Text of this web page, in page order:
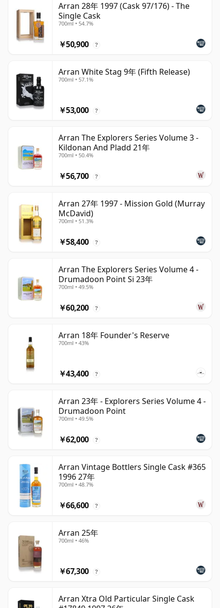
Arran 28年 1997 (Cask 97/176) - The
Single Cask
700ml • 54.7%
￥50,900 ?
Arran White Stag 9年 (Fifth Release)
700ml • 57.1%
￥53,000 ?
Arran The Explorers Series Volume 3 -
Kildonan And Pladd 21年
700ml • 50.4%
￥56,700 ?
Arran 27年 1997 - Mission Gold (Murray
McDavid)
700ml • 51.3%
￥58,400 ?
Arran The Explorers Series Volume 4 -
Drumadoon Point Si 23年
700ml • 49.5%
￥60,200 ?
Arran 18年 Founder's Reserve
700ml • 43%
￥43,400 ?
Arran 23年 - Explorers Series Volume 4 -
Drumadoon Point
700ml • 49.5%
￥62,000 ?
Arran Vintage Bottlers Single Cask #365
1996 27年
700ml • 48.7%
￥66,600 ?
Arran 25年
700ml • 46%
￥67,300 ?
Arran Xtra Old Particular Single Cask